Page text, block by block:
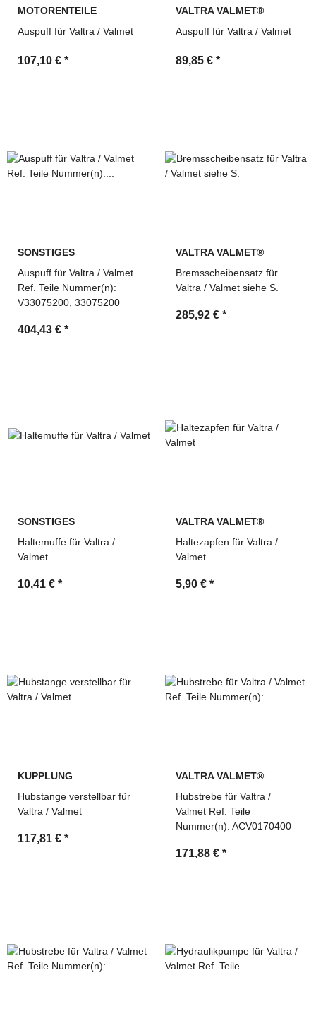
MOTORENTEILE
Auspuff für Valtra / Valmet
107,10 € *
VALTRA VALMET®
Auspuff für Valtra / Valmet
89,85 € *
SONSTIGES
Auspuff für Valtra / Valmet
Ref. Teile Nummer(n):
V33075200, 33075200
404,43 € *
VALTRA VALMET®
Bremsscheibensatz für
Valtra / Valmet siehe S.
285,92 € *
SONSTIGES
Haltemuffe für Valtra /
Valmet
10,41 € *
VALTRA VALMET®
Haltezapfen für Valtra /
Valmet
5,90 € *
KUPPLUNG
Hubstange verstellbar für
Valtra / Valmet
117,81 € *
VALTRA VALMET®
Hubstrebe für Valtra /
Valmet Ref. Teile
Nummer(n): ACV0170400
171,88 € *